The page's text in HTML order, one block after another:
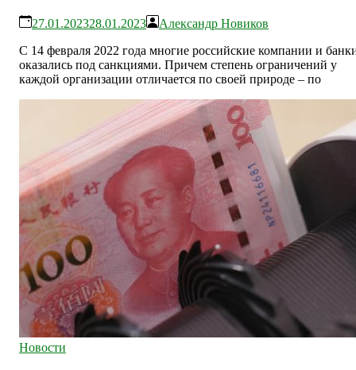
27.01.202328.01.2023
Александр Новиков
С 14 февраля 2022 года многие российские компании и
оказались под санкциями. Причем степень ограничений у
каждой организации отличается по своей природе – по
Новости